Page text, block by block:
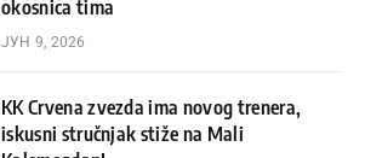
okosnica tima
ЈУН 9, 2026
KK Crvena zvezda ima novog trenera,
iskusni stručnjak stiže na Mali